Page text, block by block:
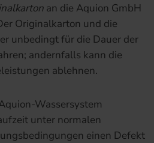
an die Aquion GmbH
Originalkarton und die
unbedingt für die Dauer der
andernfalls kann die
ablehnen.
Wassersystem
unter normalen
einen Defekt